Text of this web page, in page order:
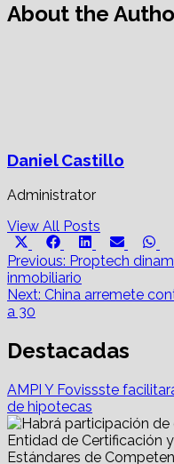
About the
Daniel Castillo
Administrator
View All Posts
Share
on
(Twitter)
Share
on
Facebook
Share
on
LinkedIn
Share
on
Email
Post
navigation
Previous: Proptech
inmobiliario
Next: China arremete
a 30
Destacadas
AMPI Y Fovissste
de hipotecas